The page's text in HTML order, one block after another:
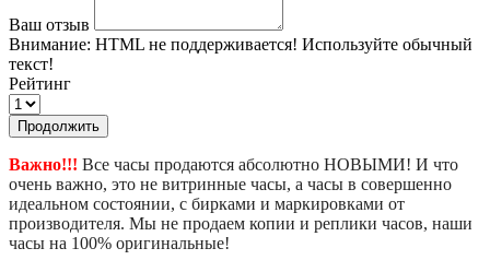
Ваш отзыв
Внимание: HTML не поддерживается! Используйте обычный
текст!
Рейтинг
Продолжить
Важно!!! Все часы продаются абсолютно НОВЫМИ! И что
очень важно, это не витринные часы, а часы в совершенно
идеальном состоянии, с бирками и маркировками от
производителя. Мы не продаем копии и реплики часов, наши
часы на 100% оригинальные!